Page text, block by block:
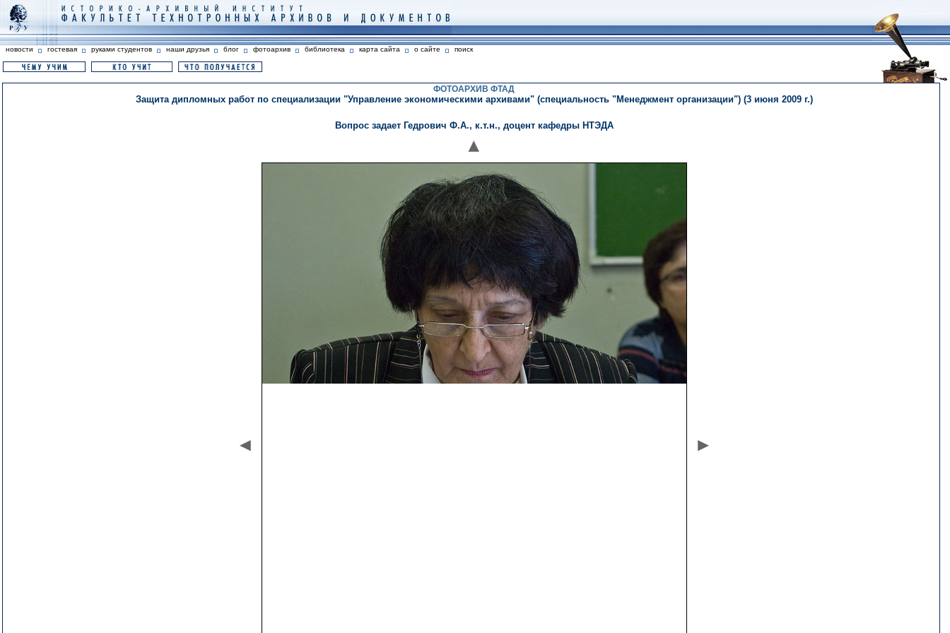
новости гостевая руками студентов наши друзья блог фотоархив библиотека карта сайта о сайте поиск
ФОТОАРХИВ ФТАД
Защита дипломных работ по специализации "Управление экономическими архивами" (специальность "Менеджмент организации") (3 июня 2009 г.)
Вопрос задает Гедрович Ф.А., к.т.н., доцент кафедры НТЭДА